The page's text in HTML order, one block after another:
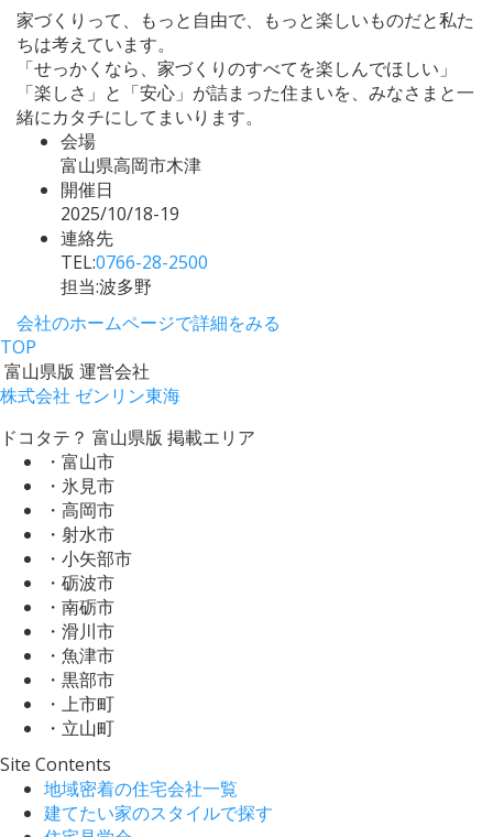
家づくりって、もっと自由で、もっと楽しいものだと私た
ちは考えています。
「せっかくなら、家づくりのすべてを楽しんでほしい」
「楽しさ」と「安心」が詰まった住まいを、みなさまと一
緒にカタチにしてまいります。
会場
富山県高岡市木津
開催日
2025/10/18-19
連絡先
TEL:0766-28-2500
担当:波多野
会社のホームページで詳細をみる
TOP
富山県版 運営会社
株式会社 ゼンリン東海
ドコタテ？ 富山県版 掲載エリア
・富山市
・氷見市
・高岡市
・射水市
・小矢部市
・砺波市
・南砺市
・滑川市
・魚津市
・黒部市
・上市町
・立山町
Site Contents
地域密着の住宅会社一覧
建てたい家のスタイルで探す